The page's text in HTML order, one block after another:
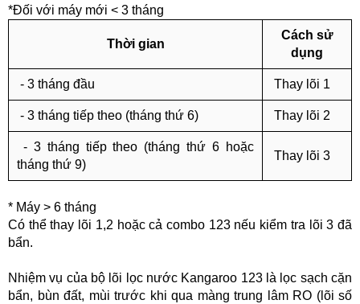
KINH
GIỚI
THIỆU
*Đối với máy mới < 3 tháng
Thời gian
Cách sử
dụng
- 3 tháng đầu Thay lõi 1
- 3 tháng tiếp theo (tháng thứ 6) Thay lõi 2
- 3 tháng tiếp theo (tháng thứ 6 hoặc
tháng thứ 9)
Thay lõi 3
* Máy > 6 tháng
Có thể thay lõi 1,2 hoặc cả combo 123 nếu kiểm tra lõi 3 đã
bẩn.
Nhiệm vụ của bộ lõi lọc nước Kangaroo 123 là lọc sạch cặn
bẩn, bùn đất, mùi trước khi qua màng trung lâm RO (lõi số